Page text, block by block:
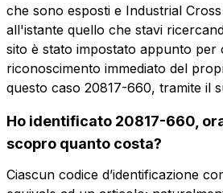
Vuoi ricevere
informazioni?
che sono esposti e Industrial
all'istante quello che stavi
sito è stato impostato appunto per
riconoscimento immediato del
questo caso 20817-660, tramite il
Ho identificato 20817-660,
scopro quanto costa?
Ciascun codice d’identificazione